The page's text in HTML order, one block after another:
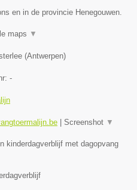
en in de provincie Henegouwen.
maps ▼
(Antwerpen)
-
Screenshot ▼
kinderdagverblijf met dagopvang